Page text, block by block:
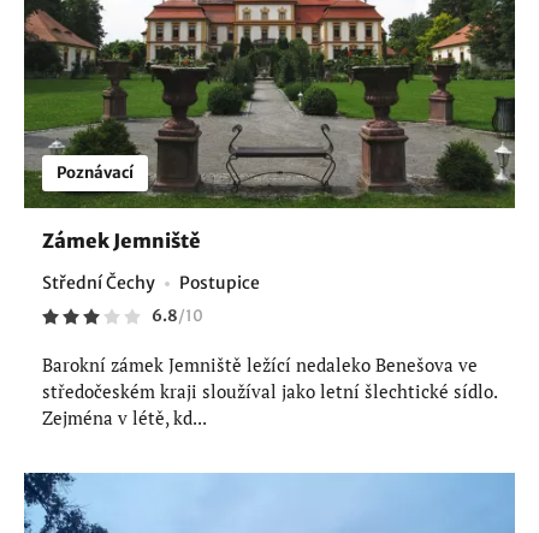
Poznávací
Zámek Jemniště
Střední Čechy Postupice
6.8/10
Barokní zámek Jemniště ležící nedaleko Benešova ve
středočeském kraji sloužíval jako letní šlechtické sídlo.
Zejména v létě, kd...